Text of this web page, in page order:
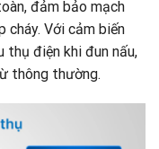
đảm bảo mạch
cháy. Với cảm biến
điện khi đun nấu,
thông thường.